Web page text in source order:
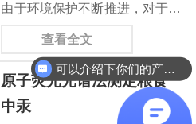
准ＧＢ／Ｔ５００９．１１－２
０１４、ＧＢ５００９．１７－
２０１４也明确了砷、汞的检测
方法，文献报道砷、汞常用检测
方法有石墨炉原子吸收光谱法、
由于环境保护不断推进，对于地
表水的监测在地表水的环境保护
建设中具有重要意义。相关的地
表水监测方法研究受到人们的极
大重视。但是由于地表水具有流
查看全文
原子荧光光谱法测定粮食
中汞
可以介绍下你们的产品么